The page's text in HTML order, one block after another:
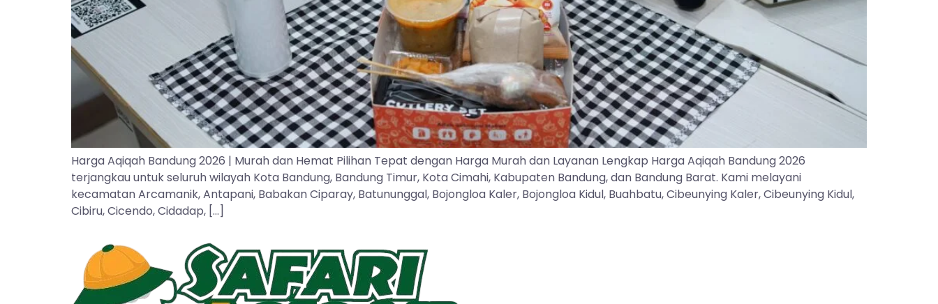
Harga Aqiqah Bandung 2026 | Murah dan Hemat Pilihan Tepat dengan Harga Murah dan Layanan Lengkap Harga Aqiqah Bandung 2026
terjangkau untuk seluruh wilayah Kota Bandung, Bandung Timur, Kota Cimahi, Kabupaten Bandung, dan Bandung Barat. Kami melayani
kecamatan Arcamanik, Antapani, Babakan Ciparay, Batununggal, Bojongloa Kaler, Bojongloa Kidul, Buahbatu, Cibeunying Kaler, Cibeunying Kidul,
Cibiru, Cicendo, Cidadap, […]